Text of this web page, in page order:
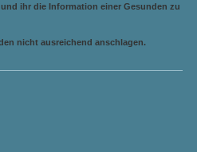
ihr die Information einer Gesunden zu
nicht ausreichend anschlagen.